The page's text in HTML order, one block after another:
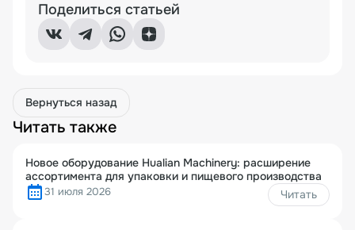
Поделиться статьей
Вернуться назад
Читать также
Новое оборудование Hualian Machinery: расширение
ассортимента для упаковки и пищевого производства
31 июля 2026 Читать